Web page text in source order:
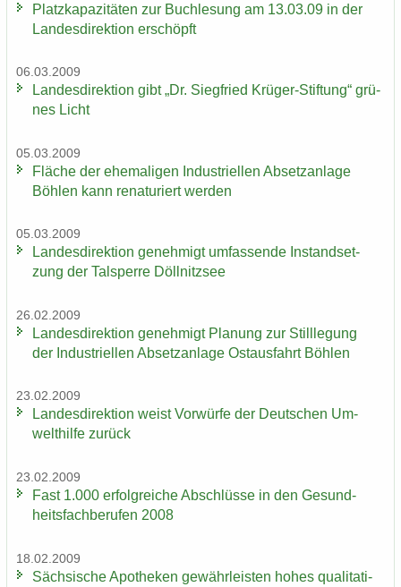
Platz­ka­pa­zi­tä­ten zur Buch­le­sung am 13.03.09 in der
Lan­des­di­rek­ti­on er­schöpft
06.03.2009
Lan­des­di­rek­ti­on gibt „Dr. Sieg­fried Krüger-​Stiftung“ grü­
nes Licht
05.03.2009
Flä­che der ehe­ma­li­gen In­dus­tri­el­len Ab­setz­an­la­ge
Böh­len kann re­na­tu­riert wer­den
05.03.2009
Lan­des­di­rek­ti­on ge­neh­migt um­fas­sen­de In­stand­set­
zung der Tal­sper­re Döll­nitz­see
26.02.2009
Lan­des­di­rek­ti­on ge­neh­migt Pla­nung zur Still­le­gung
der In­dus­tri­el­len Ab­setz­an­la­ge Ost­aus­fahrt Böh­len
23.02.2009
Lan­des­di­rek­ti­on weist Vor­wür­fe der Deut­schen Um­
welt­hil­fe zu­rück
23.02.2009
Fast 1.000 er­folg­rei­che Ab­schlüs­se in den Ge­sund­
heits­fach­be­ru­fen 2008
18.02.2009
Säch­si­sche Apo­the­ken ge­währ­leis­ten hohes qua­li­ta­ti­